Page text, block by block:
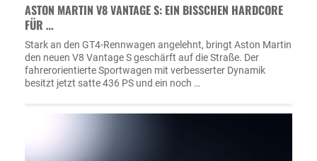
ASTON MARTIN V8 VANTAGE S: EIN BISSCHEN HARDCORE
FÜR …
Stark an den GT4-Rennwagen angelehnt, bringt Aston Martin
den neuen V8 Vantage S geschärft auf die Straße. Der
fahrerorientierte Sportwagen mit verbesserter Dynamik
besitzt jetzt satte 436 PS und ein noch …